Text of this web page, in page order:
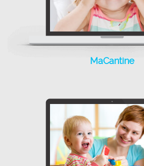
La gestion de votre
MaCantine